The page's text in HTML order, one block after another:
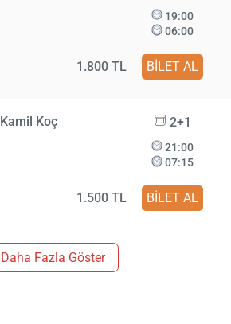
19:00
06:00
1.800 TL BİLET AL
Kamil Koç 2+1
21:00
07:15
1.500 TL BİLET AL
Daha Fazla Göster